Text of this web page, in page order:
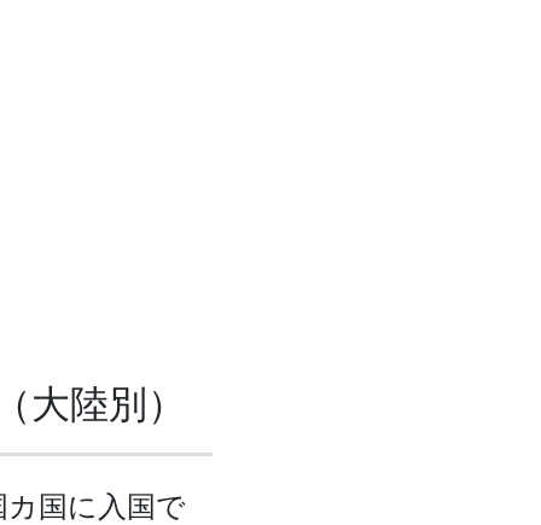
陸別）
国に入国で